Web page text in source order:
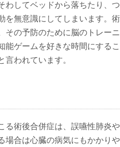
わしてベッドから落ちたり、
を無意識にしてしまいます。
その予防のために脳のトレー
能ゲームを好きな時間にする
言われています。
る術後合併症は、誤嚥性肺炎
場合は心臓の病気にもかかり